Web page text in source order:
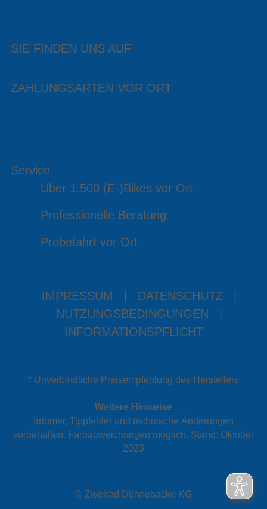
SIE FINDEN UNS AUF
ZAHLUNGSARTEN VOR ORT
Service
Über 1.500 (E-)Bikes vor Ort
Professionelle Beratung
Probefahrt vor Ort
IMPRESSUM DATENSCHUTZ
NUTZUNGSBEDINGUNGEN
INFORMATIONSPFLICHT
* Unverbindliche Preisempfehlung des Herstellers
Weitere Hinweise
Irrtümer, Tippfehler und technische Änderungen
vorbehalten. Farbabweichungen möglich. Stand: Oktober
2023
© Zweirad Dünnebacke KG